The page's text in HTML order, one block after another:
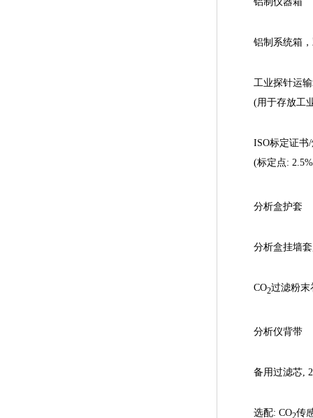
铝制系统箱
工业探针运
(用于存放工
ISO标定证书
(标定点:
分析盒护套
分析盒挂墙
CO2过滤粉末
分析仪背带
备用过滤芯,
选配: CO2传